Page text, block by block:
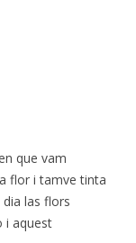
que vam
flor i tamve tinta
las flors
i aquest